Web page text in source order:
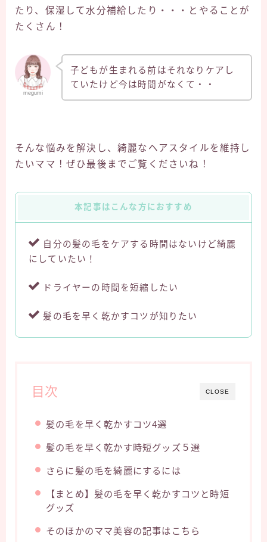
たり、保湿して水分補給したり・・・とやることが
たくさん！
megumi
子どもが生まれる前はそれなりケアし
ていたけど今は時間がなくて・・
そんな悩みを解決し、綺麗なヘアスタイルを維持し
たいママ！ぜひ最後までご覧くださいね！
本記事はこんな方におすすめ
自分の髪の毛をケアする時間はないけど綺麗
にしていたい！
ドライヤーの時間を短縮したい
髪の毛を早く乾かすコツが知りたい
CLOSE
目次
髪の毛を早く乾かすコツ4選
髪の毛を早く乾かす時短グッズ５選
さらに髪の毛を綺麗にするには
【まとめ】髪の毛を早く乾かすコツと時短
グッズ
そのほかのママ美容の記事はこちら